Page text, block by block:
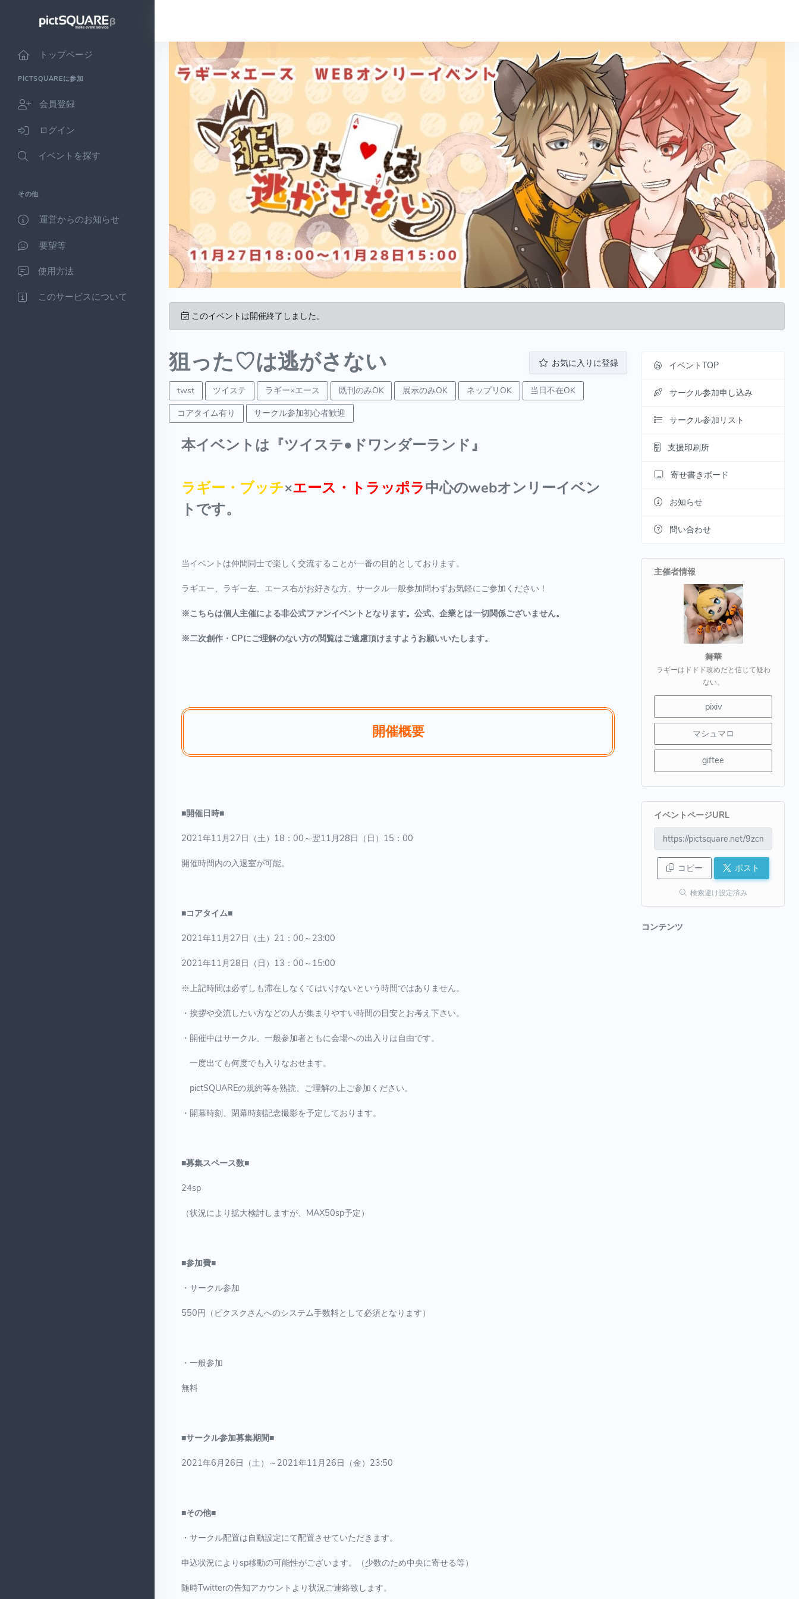
トップページ
PICTSQUAREに参加
会員登録
ログイン
イベントを探す
その他
運営からのお知らせ
要望等
使用方法
このサービスについて
このイベントは開催終了しました。
狙った♡は逃がさない お気に入りに登録
twst ツイステ ラギー×エース 既刊のみOK 展示のみOK ネップリOK
当日不在OK
コアタイム有り
サークル参加初心者歓迎
本イベントは『ツイステ●ドワンダーランド』
ラギー・ブッチ×エース・トラッポラ中心のwebオンリーイベン
トです。
当イベントは仲間同士で楽しく交流することが一番の目的としております。
ラギエー、ラギー左、エース右がお好きな方、サークル一般参加問わずお気軽にご参加ください！
※こちらは個人主催による非公式ファンイベントとなります。公式、企業とは一切関係ございません。
※二次創作・CPにご理解のない方の閲覧はご遠慮頂けますようお願いいたします。
開催概要
■開催日時■
2021年11月27日（土）18：00～翌11月28日（日）15：00
開催時間内の入退室が可能。
■コアタイム■
2021年11月27日（土）21：00～23:00
2021年11月28日（日）13：00～15:00
※上記時間は必ずしも滞在しなくてはいけないという時間ではありません。
・挨拶や交流したい方などの人が集まりやすい時間の目安とお考え下さい。
・開催中はサークル、一般参加者ともに会場への出入りは自由です。
一度出ても何度でも入りなおせます。
pictSQUAREの規約等を熟読、ご理解の上ご参加ください。
・開幕時刻、閉幕時刻記念撮影を予定しております。
■募集スペース数■
24sp
（状況により拡大検討しますが、MAX50sp予定）
■参加費■
・サークル参加
550円（ピクスクさんへのシステム手数料として必須となります）
・一般参加
無料
■サークル参加募集期間■
2021年6月26日（土）～2021年11月26日（金）23:50
■その他■
・サークル配置は自動設定にて配置させていただきます。
申込状況によりsp移動の可能性がございます。（少数のため中央に寄せる等）
随時Twitterの告知アカウントより状況ご連絡致します。
イベントTOP
サークル参加申し込み
サークル参加リスト
支援印刷所
寄せ書きボード
お知らせ
問い合わせ
主催者情報
舞華
ラギーはドドド攻めだと信じて疑わ
ない。
pixiv
マシュマロ
giftee
イベントページURL
コピー ポスト
検索避け設定済み
コンテンツ